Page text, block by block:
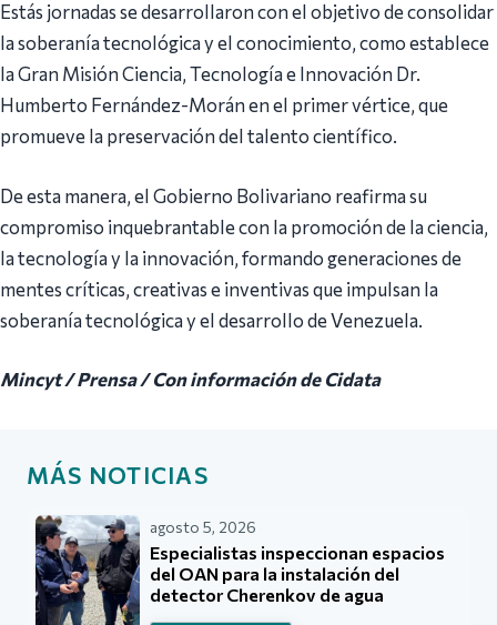
Estás jornadas se desarrollaron con el objetivo de consolidar
la soberanía tecnológica y el conocimiento, como establece
la Gran Misión Ciencia, Tecnología e Innovación Dr.
Humberto Fernández-Morán en el primer vértice, que
promueve la preservación del talento científico.
De esta manera, el Gobierno Bolivariano reafirma su
compromiso inquebrantable con la promoción de la ciencia,
la tecnología y la innovación, formando generaciones de
mentes críticas, creativas e inventivas que impulsan la
soberanía tecnológica y el desarrollo de Venezuela.
Mincyt / Prensa / Con información de Cidata
MÁS NOTICIAS
agosto 5, 2026
Especialistas inspeccionan espacios
del OAN para la instalación del
detector Cherenkov de agua